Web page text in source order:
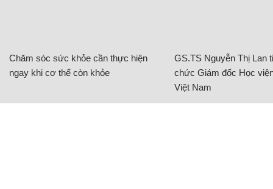
Chăm sóc sức khỏe cần thực hiện
ngay khi cơ thể còn khỏe
GS.TS Nguyễn Thị Lan
chức Giám đốc Học
Việt Nam